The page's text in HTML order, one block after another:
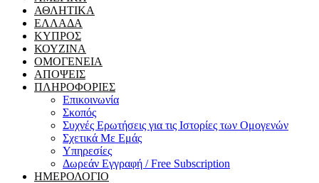
ΑΘΛΗΤΙΚΑ
ΕΛΛΑΔΑ
ΚΥΠΡΟΣ
ΚΟΥΖΙΝΑ
ΟΜΟΓΕΝΕΙΑ
ΑΠΟΨΕΙΣ
ΠΛΗΡΟΦΟΡΙΕΣ
Επικοινωνία
Σκοπός
Συχνές Ερωτήσεις για τις Ιστορίες των Ομογενών
Σχετικά Με Εμάς
Υπηρεσίες
Δωρεάν Εγγραφή / Free Subscription
ΗΜΕΡΟΛΟΓΙΟ